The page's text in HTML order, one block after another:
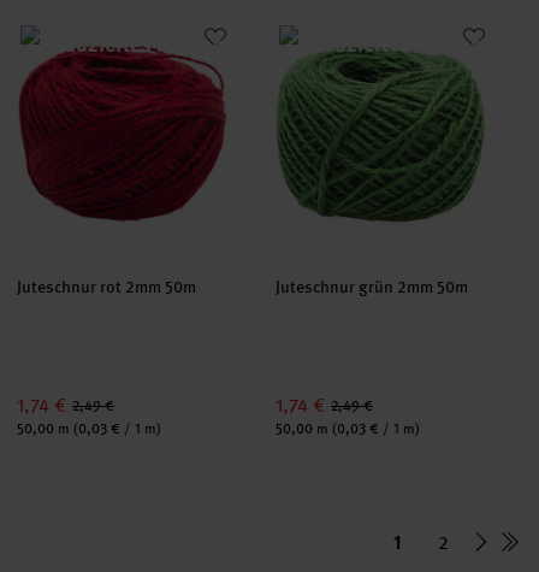
Juteschnur rot 2mm 50m
Juteschnur rot 2mm 50m
1,74 € 2,49 €
Inhalt:
50,00 m (0,03 € / 1 m)
Juteschnur grün 2mm 50m
Juteschnur grün 2mm 50m
1,74 € 2,49 €
Inhalt:
50,00 m (0,03 € / 1 m)
1 2